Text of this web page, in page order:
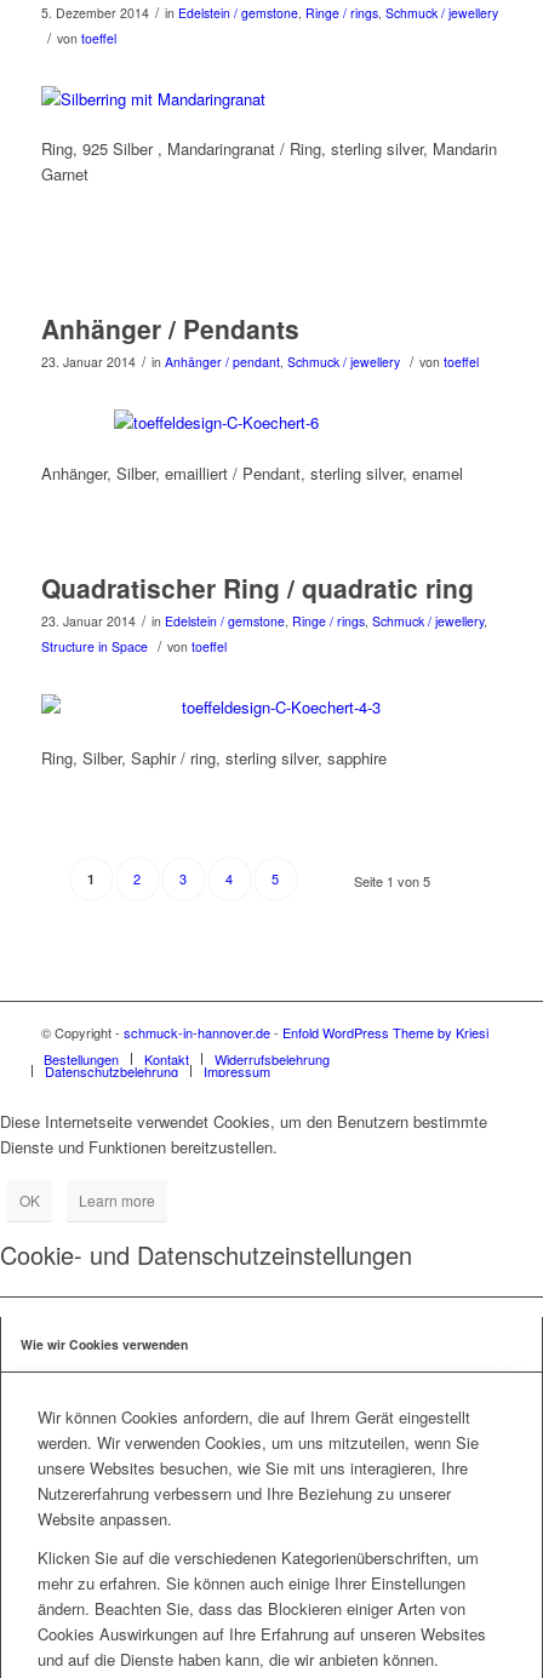
5. Dezember 2014 / in Edelstein / gemstone, Ringe / rings, Schmuck / jewellery
/ von toeffel
Ring, 925 Silber , Mandaringranat / Ring, sterling silver, Mandarin
Garnet
Anhänger / Pendants
23. Januar 2014 / in Anhänger / pendant, Schmuck / jewellery / von toeffel
Anhänger, Silber, emailliert / Pendant, sterling silver, enamel
Quadratischer Ring / quadratic ring
23. Januar 2014 / in Edelstein / gemstone, Ringe / rings, Schmuck / jewellery,
Structure in Space / von toeffel
Ring, Silber, Saphir / ring, sterling silver, sapphire
Seite 1 von 5
1 2 3 4 5
© Copyright - schmuck-in-hannover.de- Enfold WordPress Theme by Kriesi
Bestellungen
Kontakt Widerrufsbelehrung
Datenschutzbelehrung Impressum
Diese Internetseite verwendet Cookies, um den Benutzern bestimmte
Dienste und Funktionen bereitzustellen.
OK Learn more
Cookie- und Datenschutzeinstellungen
Wie wir Cookies verwenden
Wir können Cookies anfordern, die auf Ihrem Gerät eingestellt
werden. Wir verwenden Cookies, um uns mitzuteilen, wenn Sie
unsere Websites besuchen, wie Sie mit uns interagieren, Ihre
Nutzererfahrung verbessern und Ihre Beziehung zu unserer
Website anpassen.
Klicken Sie auf die verschiedenen Kategorienüberschriften, um
mehr zu erfahren. Sie können auch einige Ihrer Einstellungen
ändern. Beachten Sie, dass das Blockieren einiger Arten von
Cookies Auswirkungen auf Ihre Erfahrung auf unseren Websites
und auf die Dienste haben kann, die wir anbieten können.